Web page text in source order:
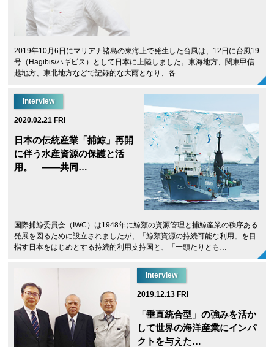
2019年10月6日にマリアナ諸島の東海上で発生した台風は、12日に台風19
号（Hagibis/ハギビス）として日本に上陸しました。東海地方、関東甲信
越地方、東北地方などで記録的な大雨となり、各…
Interview
2020.02.21 FRI
日本の伝統産業「捕鯨」再開
に伴う水産資源の保護と活
用。 ——共同…
国際捕鯨委員会（IWC）は1948年に鯨類の資源管理と捕鯨産業の秩序ある
発展を図るために設立されましたが、「鯨類資源の持続可能な利用」を目
指す日本をはじめとする持続的利用支持国と、「一頭たりとも…
Interview
2019.12.13 FRI
「垂直統合型」の強みを活か
して世界の海洋産業にインパ
クトを与えた…